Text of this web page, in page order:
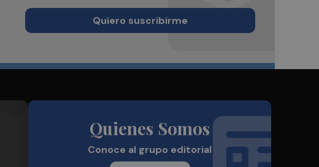
Quiero suscribirme
Quienes Somos
Conoce al grupo editorial